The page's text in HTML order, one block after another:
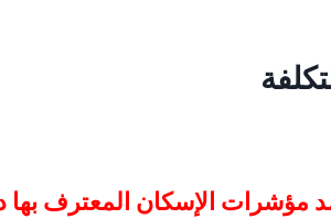
الإسكان المعترف بها